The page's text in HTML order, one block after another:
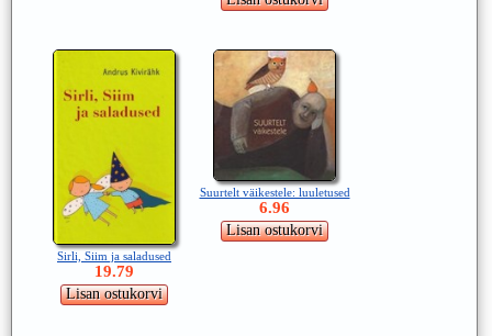
Sirli, Siim ja saladused
19.79
Suurtelt väikestele: luuletused
6.96